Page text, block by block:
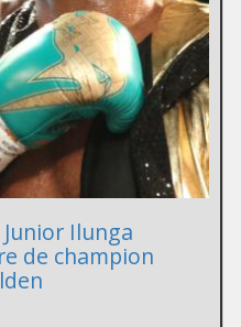
Ilunga
de champion